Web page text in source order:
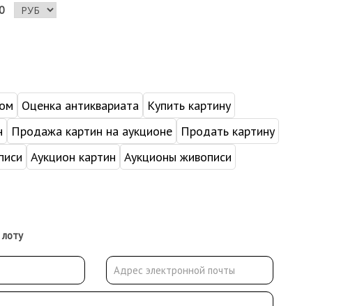
Оценка антиквариата
Купить картину
Продажа картин на аукционе
Продать картину
Аукцион картин Аукционы живописи